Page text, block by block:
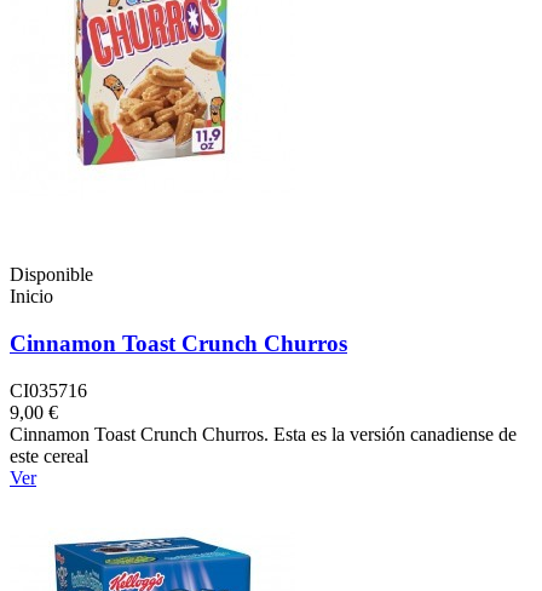
Disponible
Inicio
Cinnamon Toast Crunch Churros
CI035716
9,00 €
Cinnamon Toast Crunch Churros. Esta es la versión canadiense de
este cereal
Ver